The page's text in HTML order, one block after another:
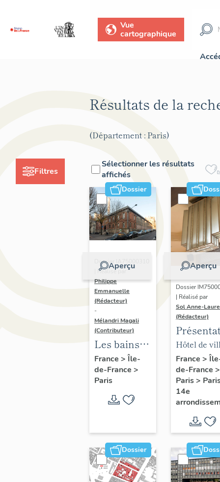
Vue
cartographique
Filtres
Résultats de la
(Département : Paris)
Sélectionner les résultats
affichés
Dossier
Aperçu
Dossier IA75000310
| Réalisé par
Philippe
Emmanuelle
(Rédacteur)
-
Mélandri Magali
(Contributeur)
Les bains
douches
municipaux
de la ville
de Paris
France > Île-
de-France >
Paris
Aperçu
Dossier
| Réalisé par
Sol Anne-Laure
(Rédacteur)
du
de la
annexe
Hôtel de
annexe
France >
de-France >
Paris>
14e
Dossier